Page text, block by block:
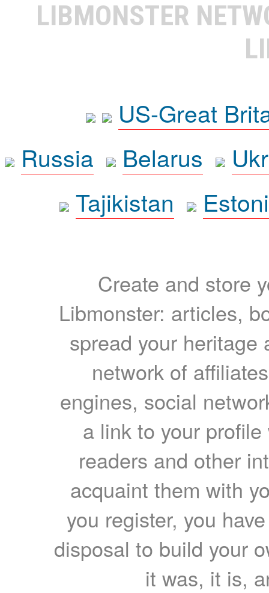
LIBMONSTER
US-Great
Russia
Belarus
Tajikistan
Create and store
Libmonster: articles,
spread your heritage
network of
engines, social
a link to your
readers and other
acquaint them with
you register, you
disposal to build your
it was, it is,